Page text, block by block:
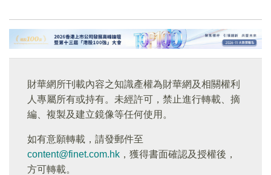
財華網所刊載內容之知識產權為財華網及相關權利
人專屬所有或持有。未經許可，禁止進行轉載、摘
編、複製及建立鏡像等任何使用。
如有意願轉載，請發郵件至
content@finet.com.hk ，獲得書面確認及授權後，
方可轉載。